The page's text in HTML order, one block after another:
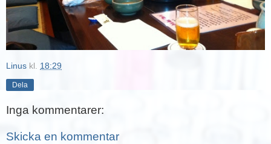
Linus kl. 18:29
Dela
Inga kommentarer:
Skicka en kommentar